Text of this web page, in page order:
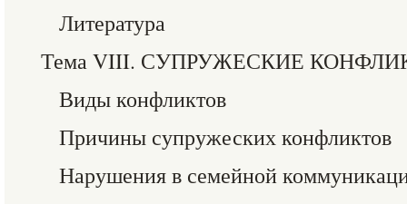
Литература
Тема VIII. СУПРУЖЕСКИЕ
Виды конфликтов
Причины супружеских конфликтов
Нарушения в семейной